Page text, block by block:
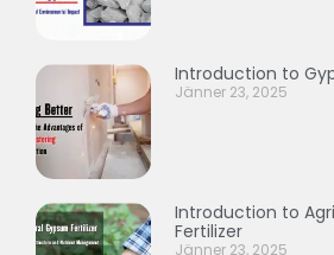
Introduction to
Jänner 23, 2025
Introduction to
Fertilizer
Jänner 23, 2025